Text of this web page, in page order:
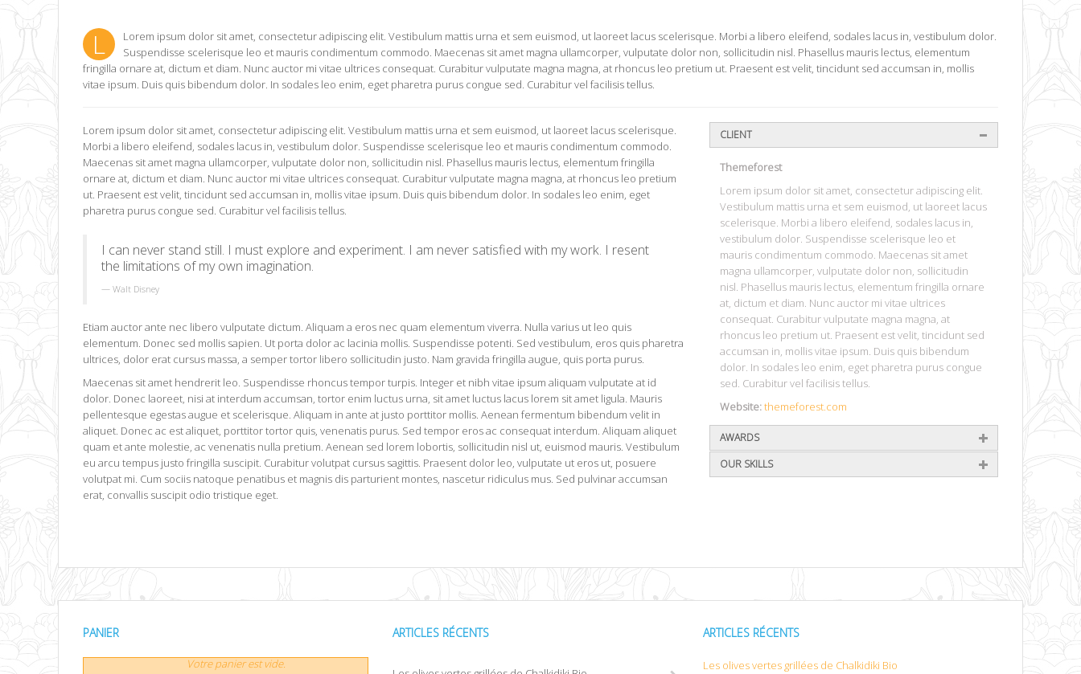
L
Lorem ipsum dolor sit amet, consectetur adipiscing elit. Vestibulum mattis urna et sem euismod, ut laoreet lacus scelerisque. Morbi a libero eleifend, sodales lacus in, vestibulum dolor.
Suspendisse scelerisque leo et mauris condimentum commodo. Maecenas sit amet magna ullamcorper, vulputate dolor non, sollicitudin nisl. Phasellus mauris lectus, elementum
fringilla ornare at, dictum et diam. Nunc auctor mi vitae ultrices consequat. Curabitur vulputate magna magna, at rhoncus leo pretium ut. Praesent est velit, tincidunt sed accumsan in, mollis
vitae ipsum. Duis quis bibendum dolor. In sodales leo enim, eget pharetra purus congue sed. Curabitur vel facilisis tellus.
Lorem ipsum dolor sit amet, consectetur adipiscing elit. Vestibulum mattis urna et sem euismod, ut laoreet lacus scelerisque.
Morbi a libero eleifend, sodales lacus in, vestibulum dolor. Suspendisse scelerisque leo et mauris condimentum commodo.
Maecenas sit amet magna ullamcorper, vulputate dolor non, sollicitudin nisl. Phasellus mauris lectus, elementum fringilla
ornare at, dictum et diam. Nunc auctor mi vitae ultrices consequat. Curabitur vulputate magna magna, at rhoncus leo pretium
ut. Praesent est velit, tincidunt sed accumsan in, mollis vitae ipsum. Duis quis bibendum dolor. In sodales leo enim, eget
pharetra purus congue sed. Curabitur vel facilisis tellus.
I can never stand still. I must explore and experiment. I am never satisfied with my work. I resent
the limitations of my own imagination.
Walt Disney
Etiam auctor ante nec libero vulputate dictum. Aliquam a eros nec quam elementum viverra. Nulla varius ut leo quis
elementum. Donec sed mollis sapien. Ut porta dolor ac lacinia mollis. Suspendisse potenti. Sed vestibulum, eros quis pharetra
ultrices, dolor erat cursus massa, a semper tortor libero sollicitudin justo. Nam gravida fringilla augue, quis porta purus.
Maecenas sit amet hendrerit leo. Suspendisse rhoncus tempor turpis. Integer et nibh vitae ipsum aliquam vulputate at id
dolor. Donec laoreet, nisi at interdum accumsan, tortor enim luctus urna, sit amet luctus lacus lorem sit amet ligula. Mauris
pellentesque egestas augue et scelerisque. Aliquam in ante at justo porttitor mollis. Aenean fermentum bibendum velit in
aliquet. Donec ac est aliquet, porttitor tortor quis, venenatis purus. Sed tempor eros ac consequat interdum. Aliquam aliquet
quam et ante molestie, ac venenatis nulla pretium. Aenean sed lorem lobortis, sollicitudin nisl ut, euismod mauris. Vestibulum
eu arcu tempus justo fringilla suscipit. Curabitur volutpat cursus sagittis. Praesent dolor leo, vulputate ut eros ut, posuere
volutpat mi. Cum sociis natoque penatibus et magnis dis parturient montes, nascetur ridiculus mus. Sed pulvinar accumsan
erat, convallis suscipit odio tristique eget.
CLIENT
Themeforest
Lorem ipsum dolor sit amet, consectetur adipiscing elit.
Vestibulum mattis urna et sem euismod, ut laoreet lacus
scelerisque. Morbi a libero eleifend, sodales lacus in,
vestibulum dolor. Suspendisse scelerisque leo et
mauris condimentum commodo. Maecenas sit amet
magna ullamcorper, vulputate dolor non, sollicitudin
nisl. Phasellus mauris lectus, elementum fringilla ornare
at, dictum et diam. Nunc auctor mi vitae ultrices
consequat. Curabitur vulputate magna magna, at
rhoncus leo pretium ut. Praesent est velit, tincidunt sed
accumsan in, mollis vitae ipsum. Duis quis bibendum
dolor. In sodales leo enim, eget pharetra purus congue
sed. Curabitur vel facilisis tellus.
Website:themeforest.com
AWARDS
OUR SKILLS
PANIER
Votre panier est vide.
ARTICLES RÉCENTS ARTICLES RÉCENTS
Les olives vertes grillées de Chalkidiki Bio